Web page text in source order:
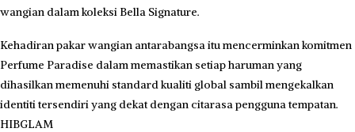
wangian dalam koleksi Bella Signature.
Kehadiran pakar wangian antarabangsa itu mencerminkan komitmen
Perfume Paradise dalam memastikan setiap haruman yang
dihasilkan memenuhi standard kualiti global sambil mengekalkan
identiti tersendiri yang dekat dengan citarasa pengguna tempatan.
HIBGLAM